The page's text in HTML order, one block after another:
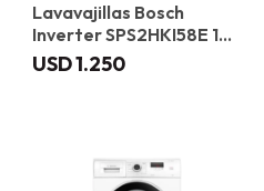
Lavavajillas Bosch
Inverter SPS2HKI58E 10
servicios
USD1.250